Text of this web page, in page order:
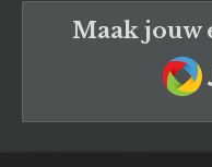
Maak jouw